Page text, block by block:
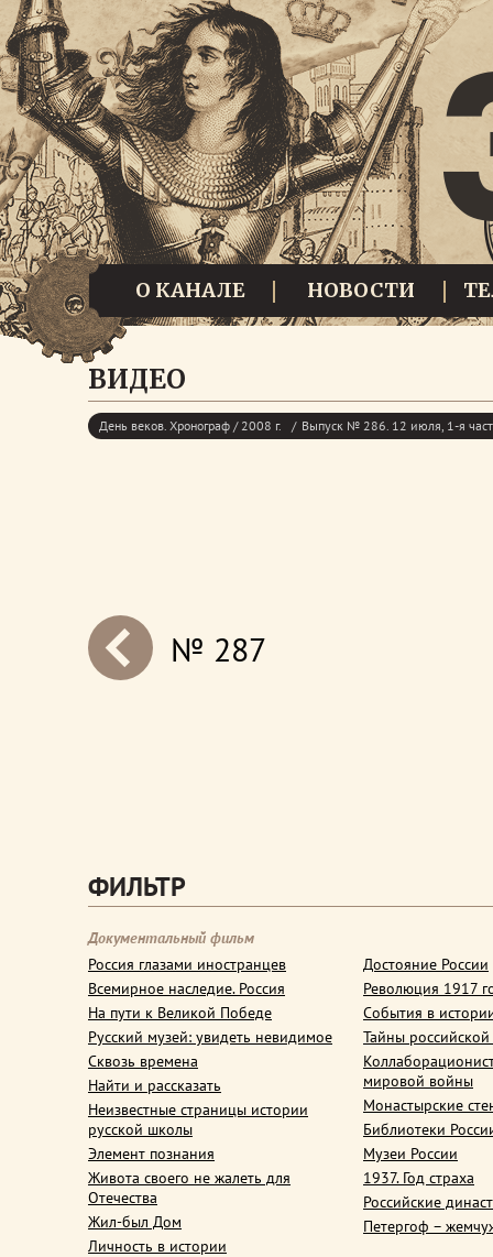
О КАНАЛЕ НОВОСТИ
ВИДЕО
День веков. Хронограф / 2008 г. Выпуск № 286. 12 июля, 1-я
next№ 287
ФИЛЬТР
Документальный фильм
Россия глазами иностранцев
Всемирное наследие. Россия
На пути к Великой Победе
Русский музей: увидеть невидимое
Сквозь времена
Найти и рассказать
Неизвестные страницы истории
русской школы
Элемент познания
Живота своего не жалеть для
Отечества
Жил-был Дом
Личность в истории
Достояние России
Революция 1917
События в
Тайны
мировой войны
Монастырские
Библиотеки
Музеи России
1937. Год страха
Российские
Петергоф –